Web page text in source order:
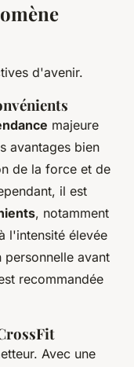
d'avenir.
majeure
avantages bien
de la force et de
il est
, notamment
l'intensité élevée
personnelle avant
recommandée
Avec une